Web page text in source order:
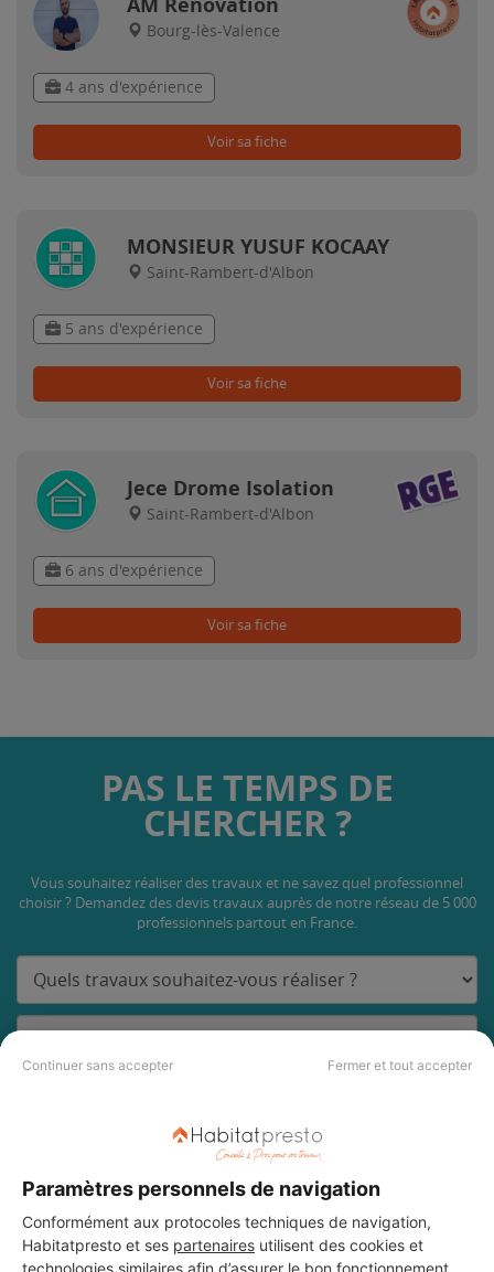
Continuer sans accepter Fermer et tout accepter
Paramètres personnels de navigation
Conformément aux protocoles techniques de navigation,
Habitatpresto et ses partenaires utilisent des cookies et
technologies similaires afin d’assurer le bon fonctionnement
Bourg-lès-Valence
4 ans d'expérience
Voir sa fiche
MONSIEUR YUSUF KOCAAY
Saint-Rambert-d'Albon
5 ans d'expérience
Voir sa fiche
Jece Drome Isolation
Saint-Rambert-d'Albon
6 ans d'expérience
Voir sa fiche
PAS LE TEMPS DE
CHERCHER ?
Vous souhaitez réaliser des travaux et ne savez quel professionnel
choisir ? Demandez des devis travaux auprès de notre réseau de 5 000
professionnels partout en France.